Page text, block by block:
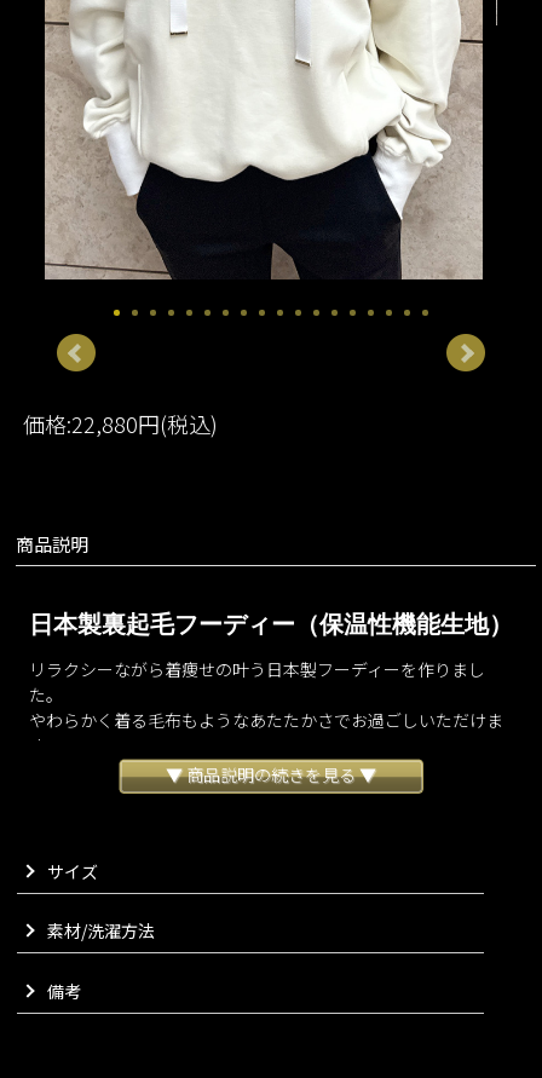
価格:22,880円(税込)
商品説明
日本製裏起毛フーディー（保温性機能生地）
リラクシーながら着痩せの叶う日本製フーディーを作りまし
た。
やわらかく着る毛布もようなあたたかさでお過ごしいただけま
す。
体型や合わせるアイテムを問わずバランスよく見えるように、
通常のカジュアルトレーナーよりも着丈を少し短く設定いたし
一枚でございます。
大きく立体的なフードで実用性とリッチな見栄えもご実感いた
だけます。
グログランリボンとゴールドの金具が上品なアクセントに。
り裾をキュッと絞れるようにしております。
▼ 商品説明の続きを見る ▼
サイズ
素材/洗濯方法
備考